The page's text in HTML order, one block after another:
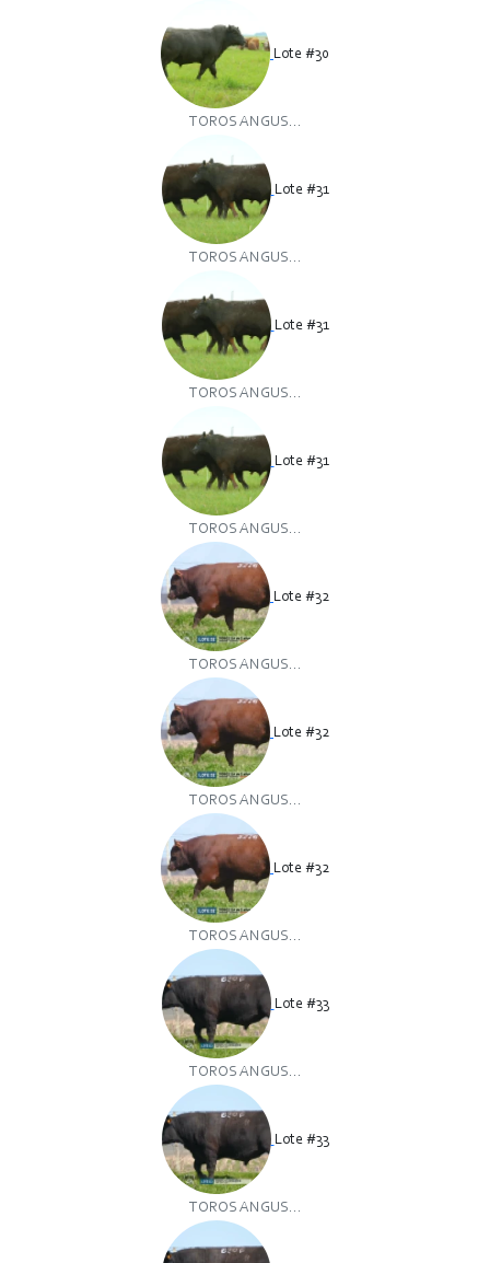
Lote #30
TOROS ANGUS...
Lote #31
TOROS ANGUS...
Lote #31
TOROS ANGUS...
Lote #31
TOROS ANGUS...
Lote #32
TOROS ANGUS...
Lote #32
TOROS ANGUS...
Lote #32
TOROS ANGUS...
Lote #33
TOROS ANGUS...
Lote #33
TOROS ANGUS...